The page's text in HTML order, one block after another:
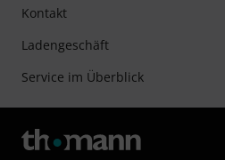
Kontakt
Ladengeschäft
Service im Überblick